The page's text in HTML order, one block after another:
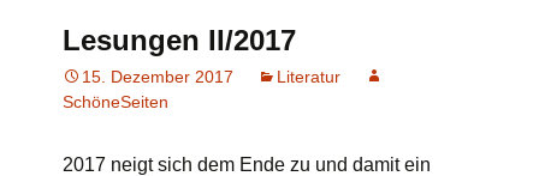
Lesungen II/2017
15. Dezember 2017
Literatur
SchöneSeiten
2017 neigt sich dem Ende zu und damit ein